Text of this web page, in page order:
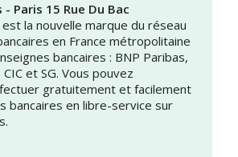
- Paris 15 Rue Du Bac
est la nouvelle marque du réseau
en France métropolitaine
bancaires : BNP Paribas,
et SG. Vous pouvez
gratuitement et facilement
bancaires en libre-service sur